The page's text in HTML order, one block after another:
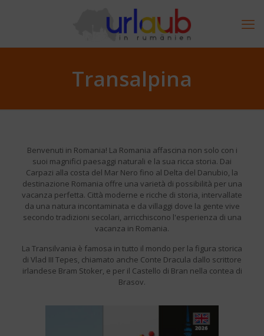
Transalpina
Benvenuti in Romania! La Romania affascina non solo con i
suoi magnifici paesaggi naturali e la sua ricca storia. Dai
Carpazi alla costa del Mar Nero fino al Delta del Danubio, la
destinazione Romania offre una varietà di possibilità per una
vacanza perfetta. Città moderne e ricche di storia, intervallate
da una natura incontaminata e da villaggi dove la gente vive
secondo tradizioni secolari, arricchiscono l'esperienza di una
vacanza in Romania.
La Transilvania è famosa in tutto il mondo per la figura storica
di Vlad III Tepes, chiamato anche Conte Dracula dallo scrittore
irlandese Bram Stoker, e per il Castello di Bran nella contea di
Brasov.